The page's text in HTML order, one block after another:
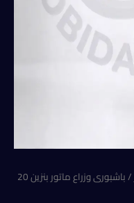
/ باشبورى وزراع ماتور بنزين 20